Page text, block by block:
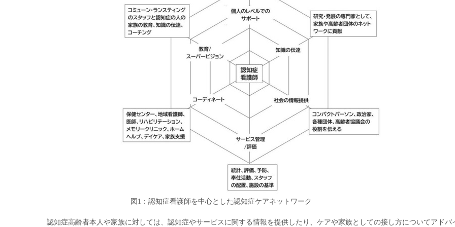
図1：認知症看護師を中心とした認知症ケアネットワーク
認知症高齢者本人や家族に対しては、認知症やサービスに関する情報を提供したり、ケアや家族としての接し方についてアドバ